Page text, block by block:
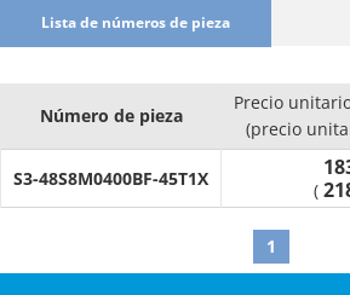
Lista de números de pieza
Número de pieza
Precio
(precio
S3-48S8M0400BF-45T1X
(
1